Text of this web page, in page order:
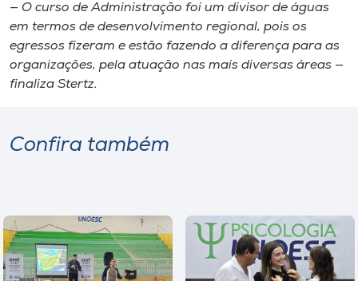
— O curso de Administração foi um divisor de águas
em termos de desenvolvimento regional, pois os
egressos fizeram e estão fazendo a diferença para as
organizações, pela atuação nas mais diversas áreas —
finaliza Stertz.
Confira também